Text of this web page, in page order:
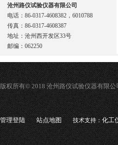
沧州路仪试验仪器有限公司
电话：86-0317-4608382，6010788
传真：86-0317-4608387
地址：沧州西开发区33号
邮编：062250
版权所有© 2018 沧州路仪试验仪器有限公
管理登陆 站点地图 技术支持：化工